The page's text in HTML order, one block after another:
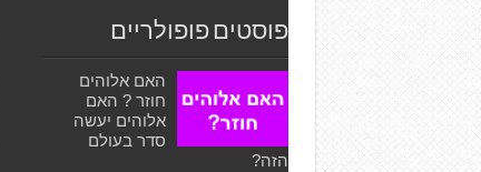
פוסטים פופולריים
האם אלוהים
חוזר ? האם
אלוהים יעשה
סדר בעולם
הזה?